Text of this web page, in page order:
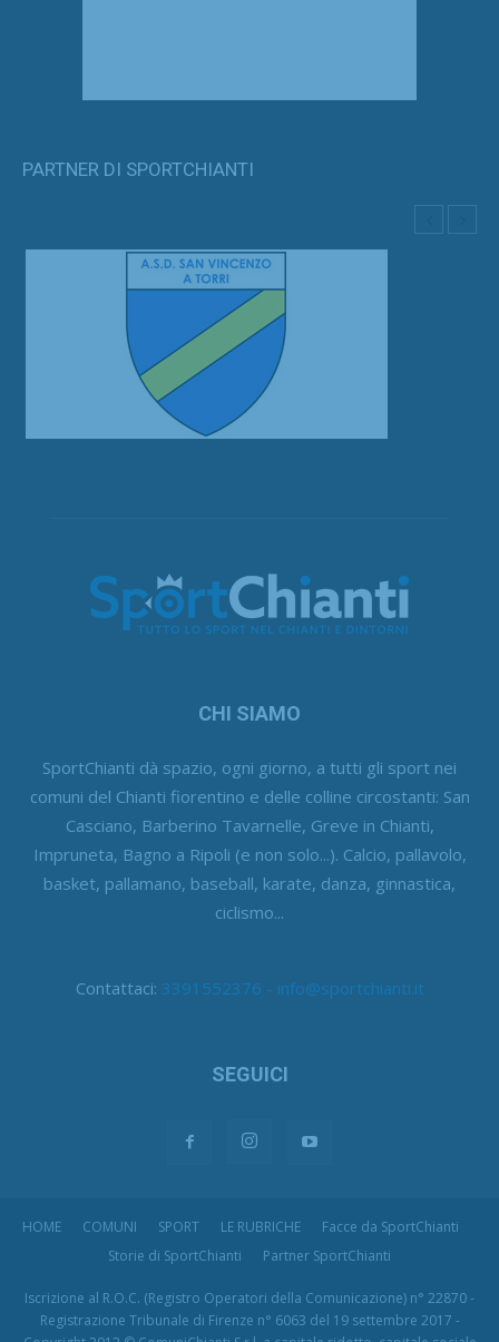
PARTNER DI SPORTCHIANTI
CHI SIAMO
SportChianti dà spazio, ogni giorno, a tutti gli sport nei
comuni del Chianti fiorentino e delle colline circostanti: San
Casciano, Barberino Tavarnelle, Greve in Chianti,
Impruneta, Bagno a Ripoli (e non solo...). Calcio, pallavolo,
basket, pallamano, baseball, karate, danza, ginnastica,
ciclismo...
Contattaci: 3391552376 - info@sportchianti.it
SEGUICI
HOME COMUNI SPORT LE RUBRICHE
Facce da SportChianti
Storie di SportChianti
Partner SportChianti
Iscrizione al R.O.C. (Registro Operatori della Comunicazione) n° 22870 -
Registrazione Tribunale di Firenze n° 6063 del 19 settembre 2017 -